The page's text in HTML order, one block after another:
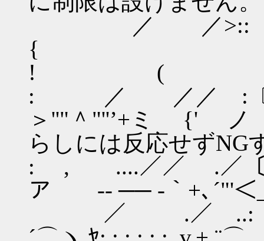
／ ／>::
{ ,､v'√:
! (
: ／ ／／ :
＞''"＾
らしには反応せずNG
: , ....／／ .
ア -‐ ── -｀+
／ .／ ..:〔